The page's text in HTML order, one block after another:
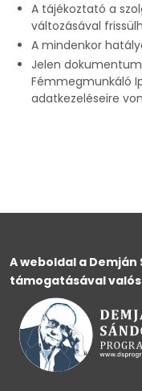
A tájékoztató a
változásával
A mindenkor
Jelen dokumentum
Fémmegmunkáló
adatkezeléseire
A weboldal a
támogatásával